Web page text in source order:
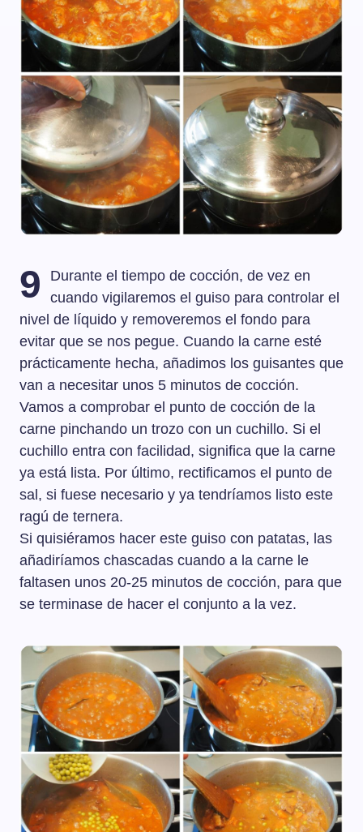
9
Durante el tiempo de cocción, de vez en
cuando vigilaremos el guiso para controlar el
nivel de líquido y removeremos el fondo para
evitar que se nos pegue. Cuando la carne esté
prácticamente hecha, añadimos los guisantes que
van a necesitar unos 5 minutos de cocción.
Vamos a comprobar el punto de cocción de la
carne pinchando un trozo con un cuchillo. Si el
cuchillo entra con facilidad, significa que la carne
ya está lista. Por último, rectificamos el punto de
sal, si fuese necesario y ya tendríamos listo este
ragú de ternera.
Si quisiéramos hacer este guiso con patatas, las
añadiríamos chascadas cuando a la carne le
faltasen unos 20-25 minutos de cocción, para que
se terminase de hacer el conjunto a la vez.